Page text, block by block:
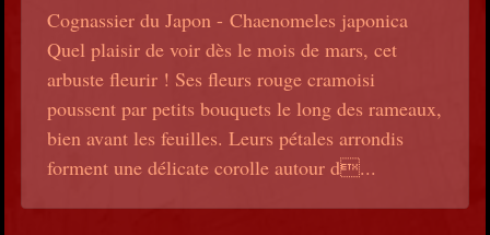
Cognassier du Japon - Chaenomeles japonica
Quel plaisir de voir dès le mois de mars, cet
arbuste fleurir ! Ses fleurs rouge cramoisi
poussent par petits bouquets le long des rameaux,
bien avant les feuilles. Leurs pétales arrondis
forment une délicate corolle autour d...